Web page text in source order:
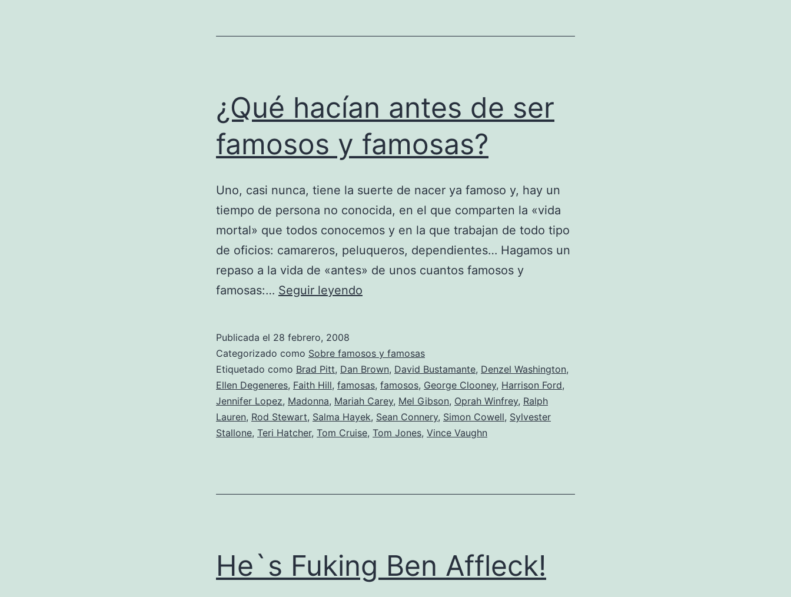
¿Qué hacían antes de ser
famosos y famosas?
Uno, casi nunca, tiene la suerte de nacer ya famoso y, hay un
tiempo de persona no conocida, en el que comparten la «vida
mortal» que todos conocemos y en la que trabajan de todo tipo
de oficios: camareros, peluqueros, dependientes… Hagamos un
repaso a la vida de «antes» de unos cuantos famosos y
famosas:… Seguir leyendo
de
ser
famosos
y
famosas?
Publicada el 28 febrero, 2008
Categorizado como Sobre famosos y famosas
Etiquetado como Brad Pitt, Dan Brown, David Bustamante, Denzel Washington,
Ellen Degeneres, Faith Hill, famosas, famosos, George Clooney, Harrison Ford,
Jennifer Lopez, Madonna, Mariah Carey, Mel Gibson, Oprah Winfrey, Ralph
Lauren, Rod Stewart, Salma Hayek, Sean Connery, Simon Cowell, Sylvester
Stallone, Teri Hatcher, Tom Cruise, Tom Jones, Vince Vaughn
He`s Fuking Ben Affleck!